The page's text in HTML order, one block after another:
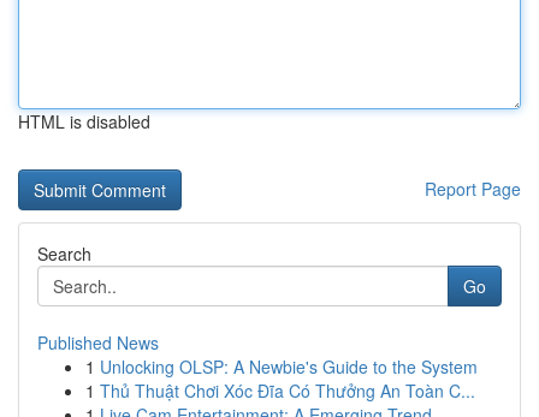
HTML is disabled
Report Page
Search
Go
Published News
1 Unlocking OLSP: A Newbie's Guide to the System
1 Thủ Thuật Chơi Xóc Đĩa Có Thưởng An Toàn C...